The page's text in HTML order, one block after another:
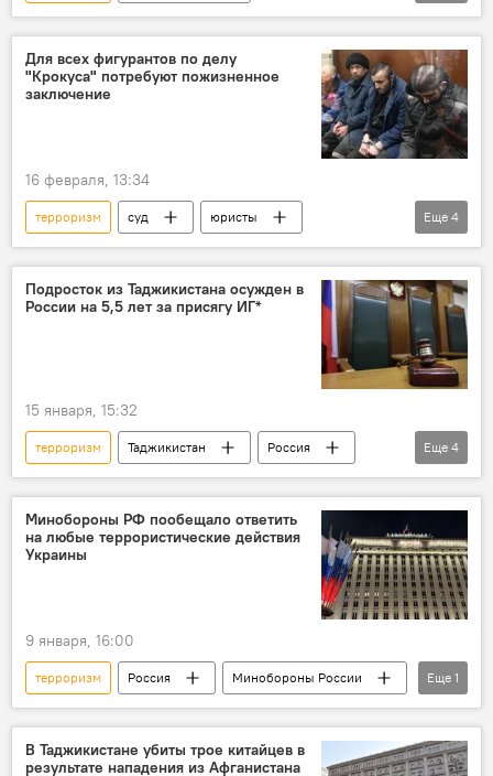
МВД Таджикистана
молодежь
экстремизм
Общество
Для всех фигурантов по делу
"Крокуса" потребуют пожизненное
заключение
16 февраля, 13:34
терроризм суд
юристы
Общество
Россия
теракт
Происшествия, ЧП, криминал
Еще 4
Подросток из Таджикистана осужден в
России на 5,5 лет за присягу ИГ*
15 января, 15:32
терроризм Таджикистан
Россия
ИГИЛ
Происшествия, ЧП, криминал
Афганистан
Мир
Еще 4
Минобороны РФ пообещало ответить
на любые террористические действия
Украины
9 января, 16:00
терроризм Россия
Минобороны России
Украина
Еще 1
В Таджикистане убиты трое китайцев в
результате нападения из Афганистана